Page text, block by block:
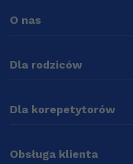
O nas
Dla rodziców
Dla korepetytorów
Obsługa klienta